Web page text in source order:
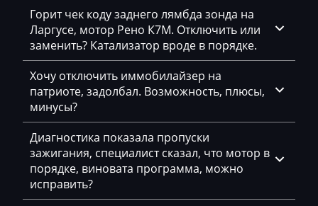
Camc
Case
Caterpillar
CFMoto
Challenger
Changan
Changhe
Siemens SID804
Siemens SID807
Valeo V34
Valeo V46
Visteon DCU102-108
Горит чек коду заднего лямбда зонда на
Ларгусе, мотор Рено К7М. Отключить или
заменить? Катализатор вроде в порядке.
Хочу отключить иммобилайзер на
патриоте, задолбал. Возможность, плюсы,
минусы?
Диагностика показала пропуски
зажигания, специалист сказал, что мотор в
порядке, виновата программа, можно
исправить?